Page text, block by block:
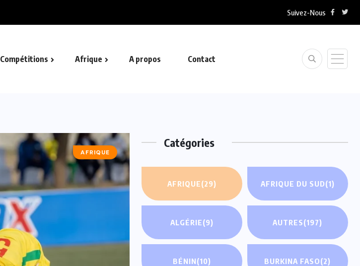
Suivez-Nous
Compétitions Afrique A propos Contact
AFRIQUE
Catégories
AFRIQUE(29) AFRIQUE DU SUD(1)
ALGÉRIE(9) AUTRES(197)
BÉNIN(10) BURKINA FASO(2)